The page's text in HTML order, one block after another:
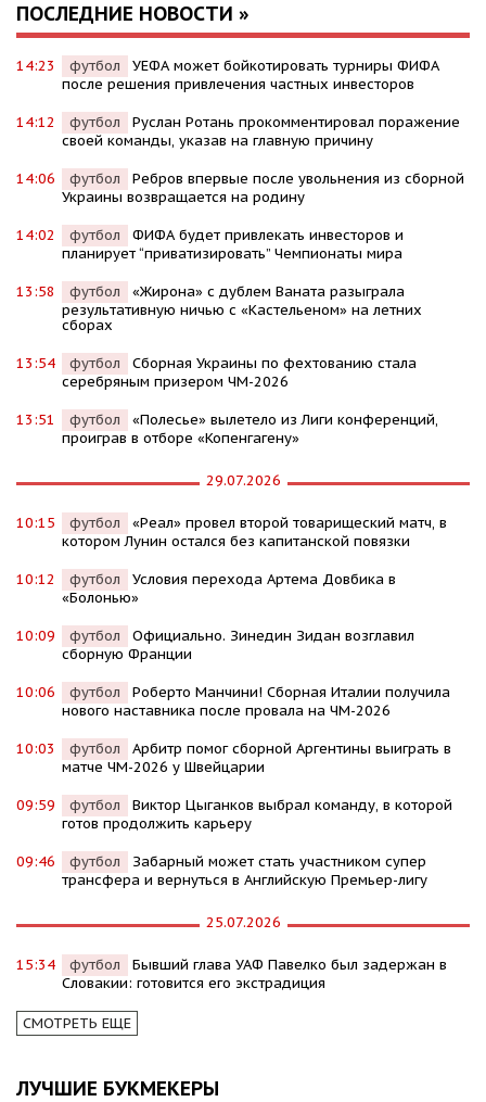
ПОСЛЕДНИЕ НОВОСТИ »
14:23 футбол
УЕФА может бойкотировать турниры ФИФА
после решения привлечения частных инвесторов
14:12 футбол
Руслан Ротань прокомментировал поражение
своей команды, указав на главную причину
14:06 футбол
Ребров впервые после увольнения из сборной
Украины возвращается на родину
14:02 футбол
ФИФА будет привлекать инвесторов и
планирует “приватизировать” Чемпионаты мира
13:58 футбол
«Жирона» с дублем Ваната разыграла
результативную ничью с «Кастельеном» на летних
сборах
13:54 футбол
Сборная Украины по фехтованию стала
серебряным призером ЧМ-2026
13:51 футбол
«Полесье» вылетело из Лиги конференций,
проиграв в отборе «Копенгагену»
29.07.2026
10:15 футбол
«Реал» провел второй товарищеский матч, в
котором Лунин остался без капитанской повязки
10:12 футбол
Условия перехода Артема Довбика в
«Болонью»
10:09 футбол
Официально. Зинедин Зидан возглавил
сборную Франции
10:06 футбол
Роберто Манчини! Сборная Италии получила
нового наставника после провала на ЧМ-2026
10:03 футбол
Арбитр помог сборной Аргентины выиграть в
матче ЧМ-2026 у Швейцарии
09:59 футбол
Виктор Цыганков выбрал команду, в которой
готов продолжить карьеру
09:46 футбол
Забарный может стать участником супер
трансфера и вернуться в Английскую Премьер-лигу
25.07.2026
15:34 футбол
Бывший глава УАФ Павелко был задержан в
Словакии: готовится его экстрадиция
СМОТРЕТЬ ЕЩЕ
ЛУЧШИЕ БУКМЕКЕРЫ